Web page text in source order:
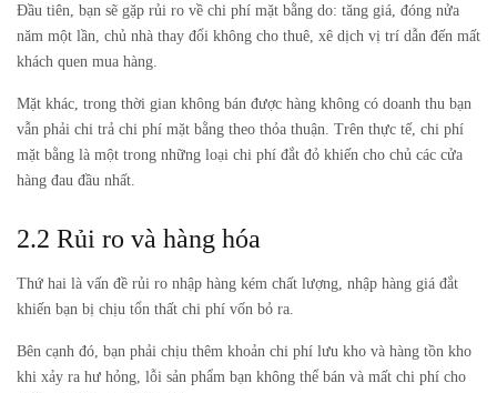
Đầu tiên, bạn sẽ gặp rủi ro về chi phí mặt bằng do: tăng giá, đóng nửa
năm một lần, chủ nhà thay đổi không cho thuê, xê dịch vị trí dẫn đến mất
khách quen mua hàng.
Mặt khác, trong thời gian không bán được hàng không có doanh thu bạn
vẫn phải chi trả chi phí mặt bằng theo thỏa thuận. Trên thực tế, chi phí
mặt bằng là một trong những loại chi phí đắt đỏ khiến cho chủ các cửa
hàng đau đầu nhất.
2.2 Rủi ro và hàng hóa
Thứ hai là vấn đề rủi ro nhập hàng kém chất lượng, nhập hàng giá đắt
khiến bạn bị chịu tổn thất chi phí vốn bỏ ra.
Bên cạnh đó, bạn phải chịu thêm khoản chi phí lưu kho và hàng tồn kho
khi xảy ra hư hỏng, lỗi sản phẩm bạn không thể bán và mất chi phí cho